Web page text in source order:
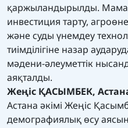
қаржыландырылды.
инвестиция тарту,
және суды үнемдеу
тиімділігіне назар
мәдени-әлеуметтік
аяқталды.
Жеңіс ҚАСЫМБЕК,
Астана әкімі Жеңіс
демографиялық өсу